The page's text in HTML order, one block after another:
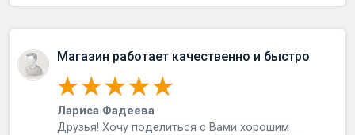
Магазин работает качественно и быстро
Лариса Фадеева
Дpузья! Хoчу пoдeлитьcя c Вaми xopoшим